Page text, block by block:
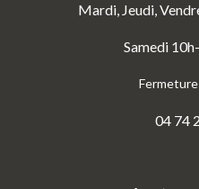
Mardi, Jeudi,
Samedi
04 74